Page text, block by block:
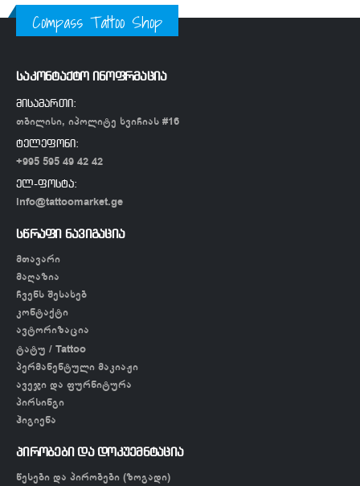
Compass Tattoo Shop
საკონტაქტო ინოფრმაცია
მისამართი:
თბილისი, იპოლიტე ხვიჩიას #16
ტელეფონი:
+995 595 49 42 42
ელ-ფოსტა:
info@tattoomarket.ge
სწრაფი ნავიგაცია
მთავარი
მაღაზია
ჩვენს შესახებ
კონტაქტი
ავტორიზაცია
ტატუ / Tattoo
პერმანენტული მაკიაჟი
ავეჯი და ფურნიტურა
პირსინგი
ჰიგიენა
პირობები და დოკუემნტაცია
წესები და პირობები (ზოგადი)